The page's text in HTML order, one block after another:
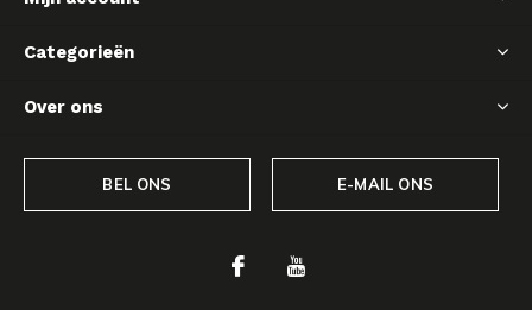
Categorieën
Over ons
BEL ONS E-MAIL ONS